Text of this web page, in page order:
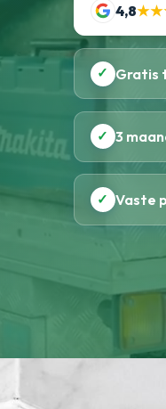
4,8
✓ Gratis
✓ 3
✓ Vaste